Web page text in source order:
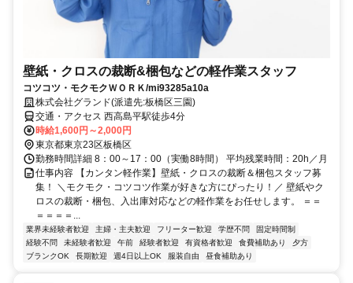
壁紙・クロスの裁断&梱包などの軽作業スタッフ
コツコツ・モクモクＷＯＲＫ/mi93285a10a
株式会社グランド(派遣先:板橋区三園)
交通・アクセス 西高島平駅徒歩4分
時給1,600円～2,000円
東京都東京23区板橋区
勤務時間詳細 8：00～17：00（実働8時間） 平均残業時間：20h／月
仕事内容 【カンタン軽作業】壁紙・クロスの裁断＆梱包スタッフ募
集！ ＼モクモク・コツコツ作業が好きな方にぴったり！／ 壁紙やク
ロスの裁断・梱包、入出庫対応などの軽作業をお任せします。 ＝＝
＝＝＝＝...
業界未経験者歓迎 主婦・主夫歓迎 フリーター歓迎 学歴不問
固定時間制
経験不問
未経験者歓迎 午前 経験者歓迎 有資格者歓迎 食費補助あり
夕方
ブランクOK
長期歓迎 週4日以上OK 服装自由 昼食補助あり